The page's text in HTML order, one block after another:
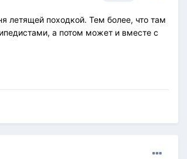
летящей походкой. Тем более, что там
а потом может и вместе с